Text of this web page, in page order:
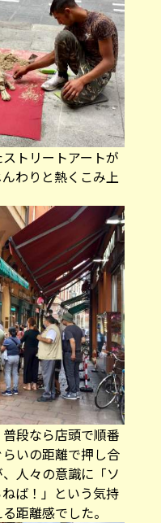
トリートアートが
わりと熱くこみ上
段なら店頭で順番
いの距離で押し合
人々の意識に「ソ
ば！」という気持
距離感でした。